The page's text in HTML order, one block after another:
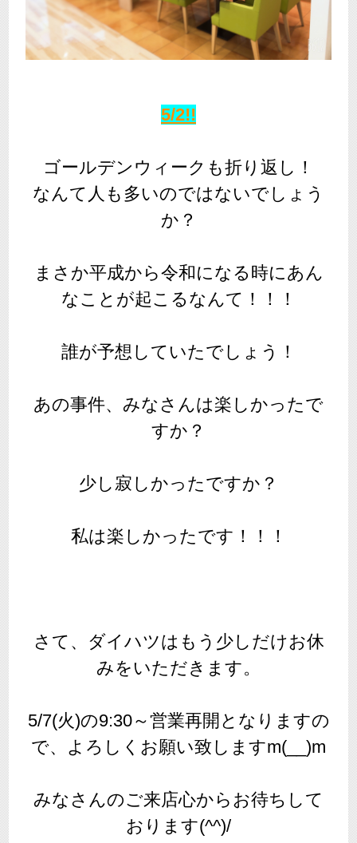
5/2!!
ゴールデンウィークも折り返し！
なんて人も多いのではないでしょう
か？
まさか平成から令和になる時にあん
なことが起こるなんて！！！
誰が予想していたでしょう！
あの事件、みなさんは楽しかったで
すか？
少し寂しかったですか？
私は楽しかったです！！！
さて、ダイハツはもう少しだけお休
みをいただきます。
5/7(火)の9:30～営業再開となりますの
で、よろしくお願い致しますm(__)m
みなさんのご来店心からお待ちして
おります(^^)/